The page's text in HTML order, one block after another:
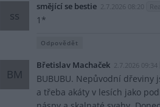
ss
smějící se bestie 2.7.2026 08:20
1*
Odpovědět
BM
Břetislav Machaček 2.7.2026 09:34
BUBUBU. Nepůvodní dřeviny
a třeba akáty v lesích jako